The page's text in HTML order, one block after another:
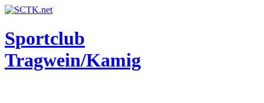
Sportclub
Tragwein/Kamig